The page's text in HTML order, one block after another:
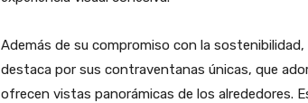
Además de su compromiso con la
destaca por sus contraventanas únicas, que
ofrecen vistas panorámicas de los alrededores.